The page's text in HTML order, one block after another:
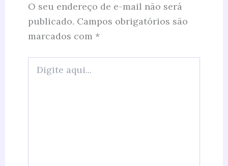
O seu endereço de e-mail não será
publicado. Campos obrigatórios são
marcados com *
aqui...